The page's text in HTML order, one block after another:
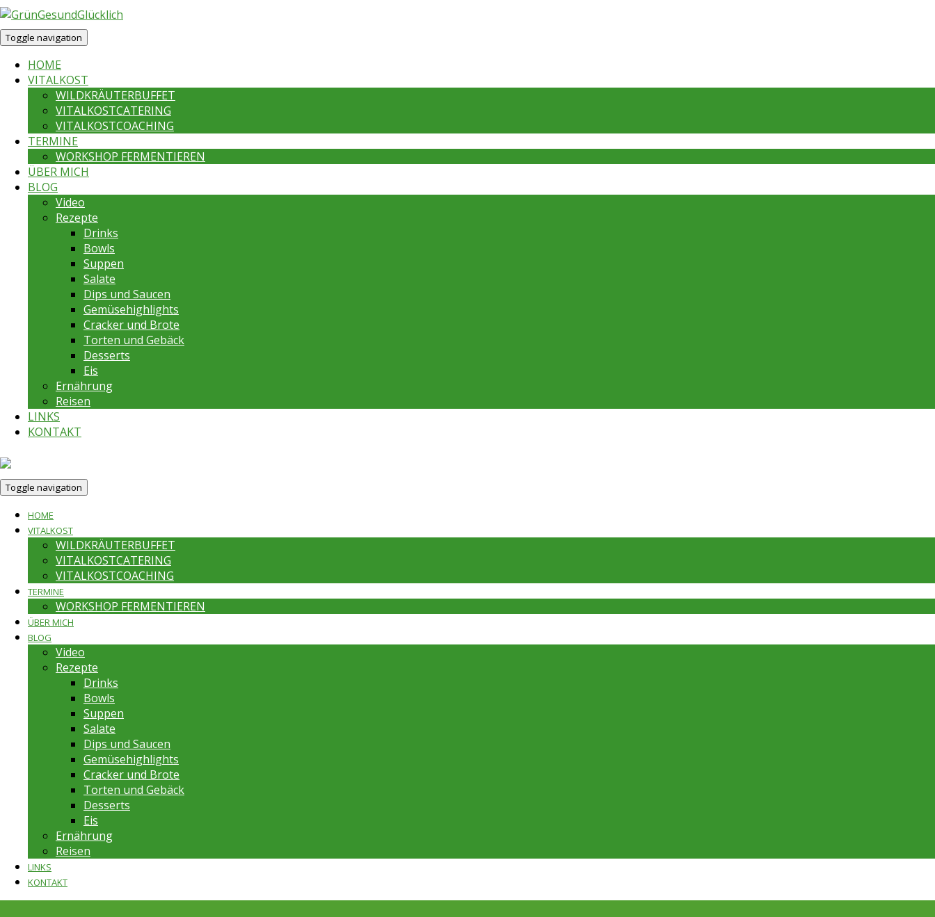
Toggle navigation
HOME
VITALKOST
WILDKRÄUTERBUFFET
VITALKOSTCATERING
VITALKOSTCOACHING
TERMINE
WORKSHOP FERMENTIEREN
ÜBER MICH
BLOG
Video
Rezepte
Drinks
Bowls
Suppen
Salate
Dips und Saucen
Gemüsehighlights
Cracker und Brote
Torten und Gebäck
Desserts
Eis
Ernährung
Reisen
LINKS
KONTAKT
Toggle navigation
HOME
VITALKOST
WILDKRÄUTERBUFFET
VITALKOSTCATERING
VITALKOSTCOACHING
TERMINE
WORKSHOP FERMENTIEREN
ÜBER MICH
BLOG
Video
Rezepte
Drinks
Bowls
Suppen
Salate
Dips und Saucen
Gemüsehighlights
Cracker und Brote
Torten und Gebäck
Desserts
Eis
Ernährung
Reisen
LINKS
KONTAKT